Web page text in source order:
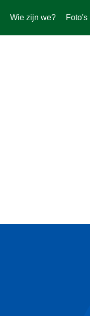
Wie zijn we? Foto's